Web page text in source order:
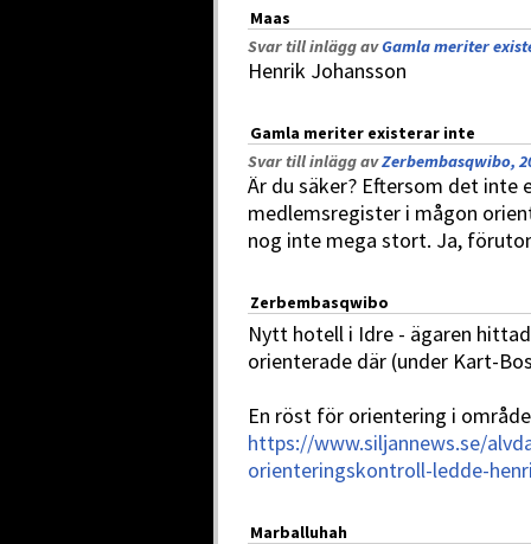
Maas
Svar till inlägg avGamla meriter
Henrik Johansson
Gamla meriter existerar inte
Svar till inlägg avZerbembasqwibo,
Är du säker? Eftersom det inte
medlemsregister i mågon
nog inte mega stort. Ja,
Zerbembasqwibo
Nytt hotell i Idre - ägaren
orienterade där (under Kart-
En röst för orientering i
https://www.siljannews.se/
orienteringskontroll-ledde-
Marballuhah